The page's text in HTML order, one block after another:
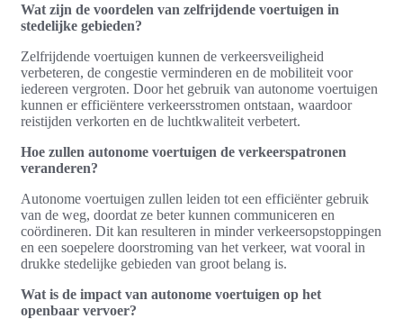
Wat zijn de voordelen van zelfrijdende voertuigen in
stedelijke gebieden?
Zelfrijdende voertuigen kunnen de verkeersveiligheid
verbeteren, de congestie verminderen en de mobiliteit voor
iedereen vergroten. Door het gebruik van autonome voertuigen
kunnen er efficiëntere verkeersstromen ontstaan, waardoor
reistijden verkorten en de luchtkwaliteit verbetert.
Hoe zullen autonome voertuigen de verkeerspatronen
veranderen?
Autonome voertuigen zullen leiden tot een efficiënter gebruik
van de weg, doordat ze beter kunnen communiceren en
coördineren. Dit kan resulteren in minder verkeersopstoppingen
en een soepelere doorstroming van het verkeer, wat vooral in
drukke stedelijke gebieden van groot belang is.
Wat is de impact van autonome voertuigen op het
openbaar vervoer?